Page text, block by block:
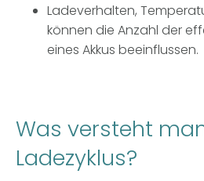
Ladeverhalten,
können die Anzahl der
eines Akkus beeinflussen.
Was versteht
Ladezyklus?